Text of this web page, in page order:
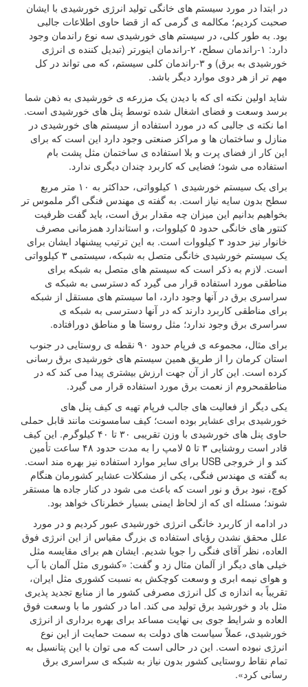
در ابتدا در مورد سیستم های خانگی تولید انرژی خورشیدی با ایشان
صحبت کردیم؛ مکالمه ی گرمی که از قضا حاوی اطلاعات جالبی
بود. به طور کلی، در سیستم های خورشیدی سه نوع راندمان وجود
دارد: ۱-راندمان سطح، ۲-راندمان اینورتر (تبدیل کننده ی انرژی
خورشیدی به برق) و ۳-راندمان کلی سیستم، که می تواند در کل
مهم تر از هر دوی موارد دیگر باشد.
شاید اولین نکته ای که با دیدن یک مزرعه ی خورشیدی به ذهن شما
برسد وسعت و فضای اشغال شده توسط پنل های خورشیدی است.
اما نکته ی جالبی که در مورد استفاده از سیستم های خورشیدی در
منازل و ساختمان ها و مراکز صنعتی وجود دارد این است که برای
این کار از فضای پرت و بلا استفاده ی ساختمان مثل پشت بام
استفاده می شود؛ فضایی که کاربرد چندان دیگری ندارد.
برای یک سیستم خورشیدی ۱ کیلوواتی، حداکثر به ۱۰ متر مربع
سطح بدون سایه نیاز است. به گفته ی مهندس فنگی اگر ملموس تر
بخواهیم بدانیم این میزان چه مقدار برق است، باید گفت ظرفیت
کنتور های خانگی حدود ۵ کیلووات، و استاندارد همزمانی مصرف
خانوار نیز حدود ۳ کیلووات است. به این ترتیب پیشنهاد ایشان برای
یک سیستم خورشیدی خانگی متصل به شبکه، سیستمی ۳ کیلوواتی
است. لازم به ذکر است که سیستم های متصل به شبکه برای
مناطقی مورد استفاده قرار می گیرد که دسترسی به شبکه ی
سراسری برق در آنها وجود دارد، اما سیستم های مستقل از شبکه
برای مناطقی کاربرد دارند که در آنها دسترسی به شبکه ی
سراسری برق وجود ندارد؛ مثل روستا ها و مناطق دورافتاده.
برای مثال، مجموعه ی فرپام حدود ۹۰ نقطه ی روستایی در جنوب
استان کرمان را از طریق همین سیستم های خورشیدی برق رسانی
کرده است. این کار از آن جهت ارزش بیشتری پیدا می کند که در
مناطقمحروم از نعمت برق مورد استفاده قرار می گیرد.
یکی دیگر از فعالیت های جالب فرپام تهیه ی کیف پنل های
خورشیدی برای عشایر بوده است؛ کیف سامسونت مانند قابل حملی
حاوی پنل های خورشیدی با وزن تقریبی ۳۰ تا ۴۰ کیلوگرم. این کیف
قادر است روشنایی ۳ تا ۵ لامپ را به مدت حدود ۴۸ ساعت تأمین
کند و از خروجی USB برای سایر موارد استفاده نیز بهره مند است.
به گفته ی مهندس فنگی، یکی از مشکلات عشایر کشورمان هنگام
کوچ، نبود برق و نور است که باعث می شود در کنار جاده ها مستقر
شوند؛ مسئله ای که از لحاظ ایمنی بسیار خطرناک خواهد بود.
در ادامه از کاربرد خانگی انرژی خورشیدی عبور کردیم و در مورد
علل محقق نشدن رؤیای استفاده ی بزرگ مقیاس از این انرژی فوق
العاده، نظر آقای فنگی را جویا شدیم. ایشان هم برای مقایسه مثل
خیلی های دیگر از آلمان مثال زد و گفت: «کشوری مثل آلمان با آب
و هوای نیمه ابری و وسعت کوچکش به نسبت کشوری مثل ایران،
تقریباً به اندازه ی کل انرژی مصرفی کشور ما از منابع تجدید پذیری
مثل باد و خورشید برق تولید می کند. اما در کشور ما با وسعت فوق
العاده و شرایط جوی بی نهایت مساعد برای بهره برداری از انرژی
خورشیدی، عملاً سیاست های دولت به سمت حمایت از این نوع
انرژی نبوده است. این در حالی است که می توان با این پتانسیل به
تمام نقاط روستایی کشور بدون نیاز به شبکه ی سراسری برق
رسانی کرد».